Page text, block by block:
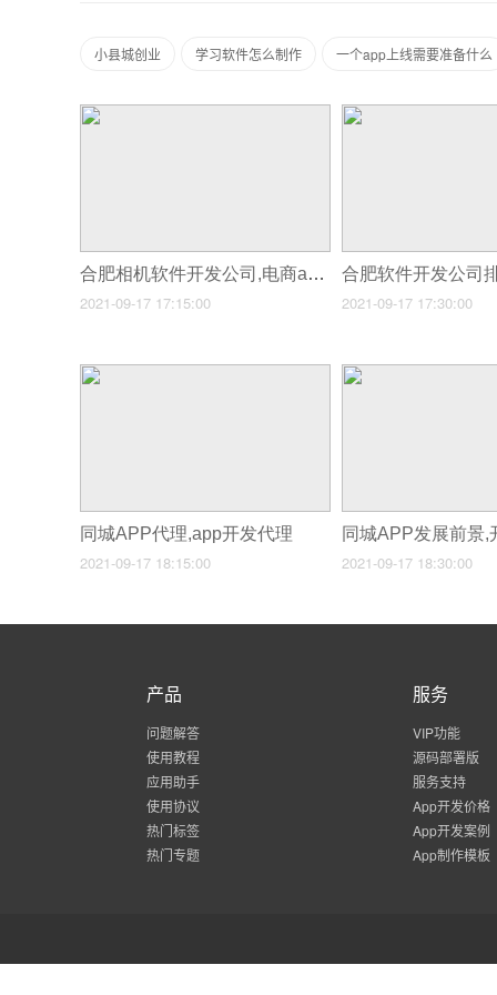
小县城创业 学习软件怎么制作 一个app上线需要准备什么
合肥相机软件开发公司,电商app开发哪家公司好
2021-09-17 17:15:00 2021-09-17 17:30:00
同城APP代理,app开发代理
2021-09-17 18:15:00 2021-09-17 18:30:00
产品
问题解答
使用教程
应用助手
使用协议
热门标签
热门专题
服务
VIP功能
源码部署版
服务支持
App开发价格
App开发案例
App制作模板